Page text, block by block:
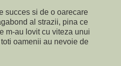
succes si de o oarecare
al strazii, pina ce
m-au lovit cu viteza unui
oamenii au nevoie de